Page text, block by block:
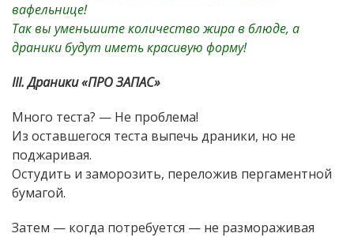
вафельнице!
Так вы уменьшите количество жира в блюде, а
драники будут иметь красивую форму!
III. Драники «ПРО ЗАПАС»
Много теста? — Не проблема!
Из оставшегося теста выпечь драники, но не
поджаривая.
Остудить и заморозить, переложив пергаментной
бумагой.
Затем — когда потребуется — не размораживая